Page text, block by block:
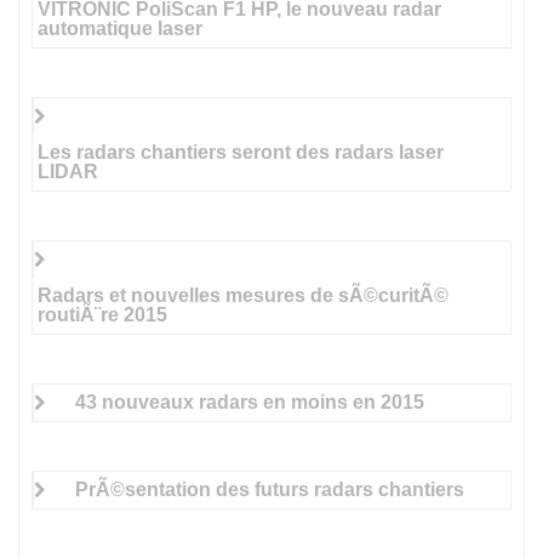
VITRONIC PoliScan F1 HP, le nouveau radar
automatique laser
Les radars chantiers seront des radars laser
LIDAR
Radars et nouvelles mesures de sÃ©curitÃ©
routiÃ¨re 2015
43 nouveaux radars en moins en 2015
PrÃ©sentation des futurs radars chantiers